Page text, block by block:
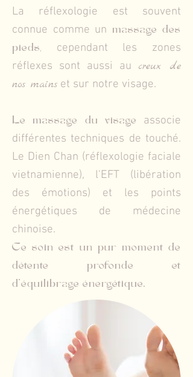
La réflexologie est souvent
connue comme un massage des
pieds, cependant les zones
réflexes sont aussi au creux de
nos mains et sur notre visage.
Le massage du visage
associe
différentes techniques de touché.
Le Dien Chan (réflexologie faciale
vietnamienne), l'EFT (libération
des émotions) et les points
énergétiques de médecine
chinoise.
Ce soin est un pur moment de
détente profonde et
d'équilibrage énergétique.